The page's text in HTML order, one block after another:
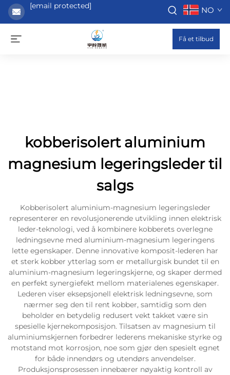
[email protected] NO
Få et tilbud
kobberisolert aluminium
magnesium legeringsleder til
salgs
Kobberisolert aluminium-magnesium legeringsleder
representerer en revolusjonerende utvikling innen elektrisk
leder-teknologi, ved å kombinere kobberets overlegne
ledningsevne med aluminium-magnesium legeringens
lette egenskaper. Denne innovative komposit-lederen har
et sterk kobber ytterlag som er metallurgisk bundet til en
aluminium-magnesium legeringskjerne, og skaper dermed
en perfekt synergiefekt mellom materialenes egenskaper.
Lederen viser eksepsjonell elektrisk ledningsevne, som
nærmer seg den til rent kobber, samtidig som den
beholder en betydelig redusert vekt takket være sin
spesielle kjernekomposisjon. Tilsatsen av magnesium til
aluminiumskjernen forbedrer lederens mekaniske styrke og
motstand mot korrosjon, noe som gjør den spesielt egnet
for både innendørs og utendørs anvendelser.
Produksjonsprosessen innebærer nøyaktig kontroll av